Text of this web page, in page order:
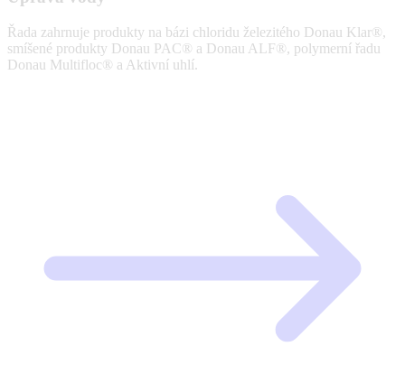
Řada zahrnuje produkty na bázi chloridu železitého Donau Klar®,
smíšené produkty Donau PAC® a Donau ALF®, polymerní řadu
Donau Multifloc® a Aktivní uhlí.